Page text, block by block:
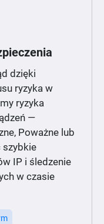
dzięki
ryzyka w
ryzyka
—
Poważne lub
szybkie
IP i śledzenie
w czasie